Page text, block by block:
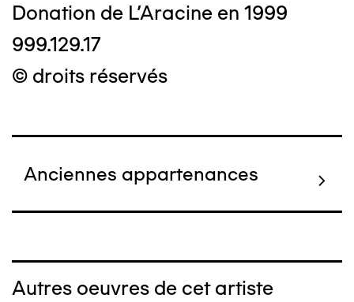
Donation de L'Aracine en 1999
999.129.17
© droits réservés
Anciennes appartenances
Autres oeuvres de cet artiste